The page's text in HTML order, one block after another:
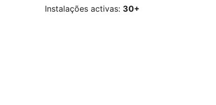
Instalações activas: 30+